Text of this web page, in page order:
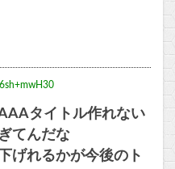
タイトル作れない
てんだな
げれるかが今後のト